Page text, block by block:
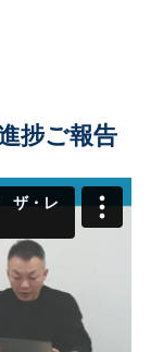
捗ご報告